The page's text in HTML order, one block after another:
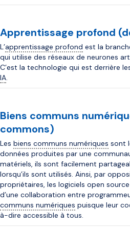
Apprentissage profond
L’apprentissage profond est la
qui utilise des réseaux de neurones
C’est la technologie qui est derrière
IA.
Biens communs
commons)
Les biens communs numériques sont
données produites par une
matériels, ils sont facilement
lorsqu’ils sont utilisés. Ainsi, par
propriétaires, les logiciels open
d’une collaboration entre
communs numériques puisque leur
à-dire accessible à tous.